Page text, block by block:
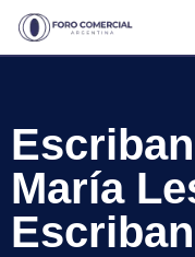
Skip
María